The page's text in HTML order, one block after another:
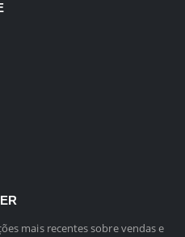
mais recentes sobre vendas e